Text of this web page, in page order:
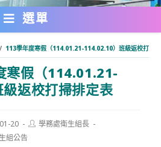
選單
/ 113學年度寒假（114.01.21-114.02.10）班級返校打掃
寒假（114.01.21-
返校打掃排定表
20
Post學務處衛生組長
組公告